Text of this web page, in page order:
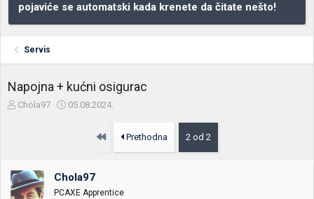
pojaviće se automatski kada krenete da čitate nešto!
Servis
Napojna + kućni osigurac
Z
i
k
Chola97
D
o
k
05.08.2024.
Prvo Prethodna 2 od 2
Chola97
PCAXE Apprentice